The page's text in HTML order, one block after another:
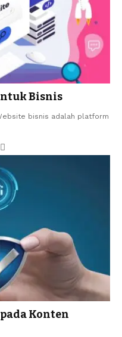
Bisnis
bisnis adalah platform
Konten